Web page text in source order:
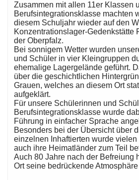
Zusammen mit allen 11er Klassen
Berufsintegrationsklasse machten
diesem Schuljahr wieder auf den
Konzentrationslager-Gedenkstätte
der Oberpfalz.
Bei sonnigem Wetter wurden
und Schüler in vier Kleingruppen
ehemalige Lagergelände geführt.
über die geschichtlichen
Grauen, welches an diesem Ort
aufgeklärt.
Für unsere Schülerinnen und
Berufsintegrationsklasse wurde
Führung in einfacher Sprache
Besonders bei der Übersicht über
einzelnen Inhaftierten wurde
auch ihre Heimatländer zum Teil
Auch 80 Jahre nach der Befreiung
Ort seine bedrückende